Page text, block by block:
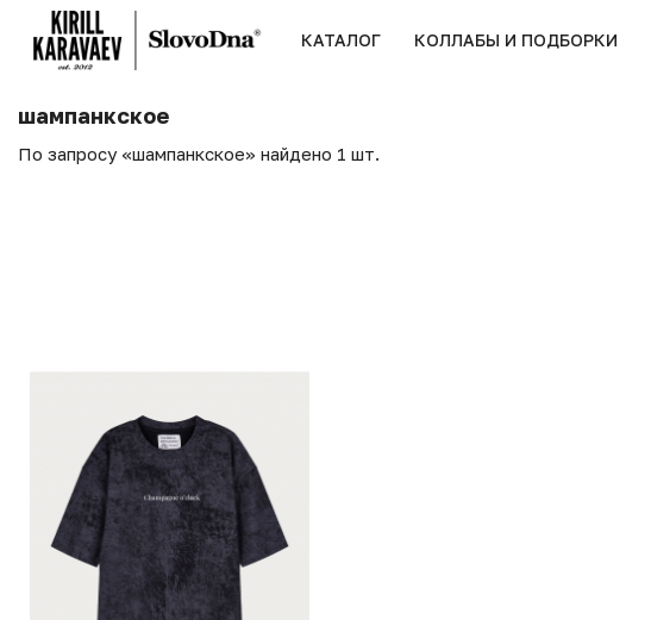
КАТАЛОГ КОЛЛАБЫ И ПОДБОРКИ
шампанкское
По запросу «шампанкское» найдено 1 шт.